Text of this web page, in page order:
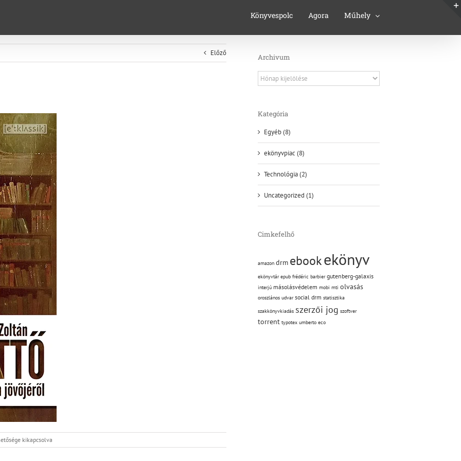
Könyvespolc Agora Műhely
Előző
kikapcsolva
Archivum
Archivum
Kategória
Egyéb (8)
ekönyvpiac (8)
Technológia (2)
Uncategorized (1)
Cimkefelhő
amazon drm ebookekönyv
ekönyvtár epub frédéric barbier gutenberg-galaxis
interjú másolásvédelem mobi mti olvasás
oroszlános udvar social drm statisztika
szakkönyvkiadás szerzői jog szoftver
torrent typotex umberto eco